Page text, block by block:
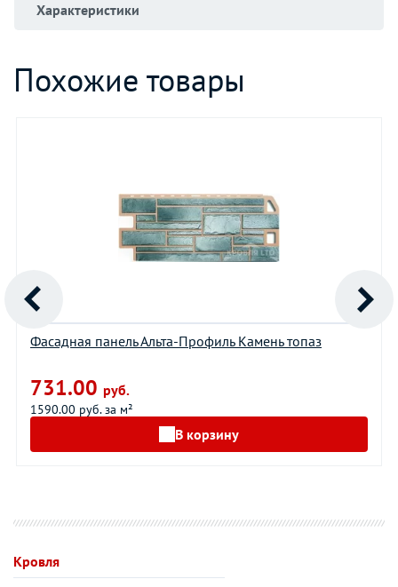
Характеристики
Похожие товары
Фасадная панель Альта-Профиль Камень топаз
731.00 руб.
1590.00 руб. за м²
В корзину
Кровля